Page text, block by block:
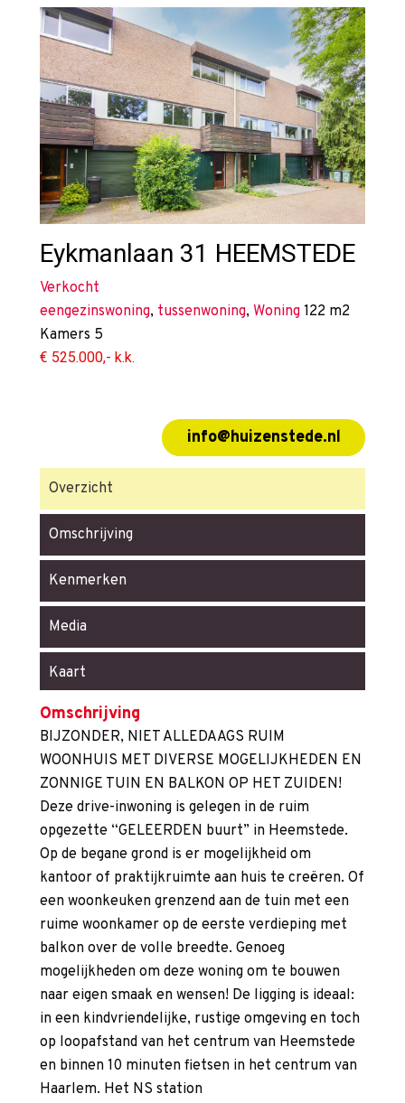
Eykmanlaan 31 HEEMSTEDE
Verkocht
eengezinswoning, tussenwoning, Woning 122 m2
Kamers 5
€ 525.000,- k.k.
info@huizenstede.nl
Overzicht
Omschrijving
Kenmerken
Media
Kaart
Omschrijving
BIJZONDER, NIET ALLEDAAGS RUIM
WOONHUIS MET DIVERSE MOGELIJKHEDEN EN
ZONNIGE TUIN EN BALKON OP HET ZUIDEN!
Deze drive-inwoning is gelegen in de ruim
opgezette “GELEERDEN buurt” in Heemstede.
Op de begane grond is er mogelijkheid om
kantoor of praktijkruimte aan huis te creëren. Of
een woonkeuken grenzend aan de tuin met een
ruime woonkamer op de eerste verdieping met
balkon over de volle breedte. Genoeg
mogelijkheden om deze woning om te bouwen
naar eigen smaak en wensen! De ligging is ideaal:
in een kindvriendelijke, rustige omgeving en toch
op loopafstand van het centrum van Heemstede
en binnen 10 minuten fietsen in het centrum van
Haarlem. Het NS station